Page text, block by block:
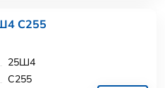
С255
25Ш4
С255